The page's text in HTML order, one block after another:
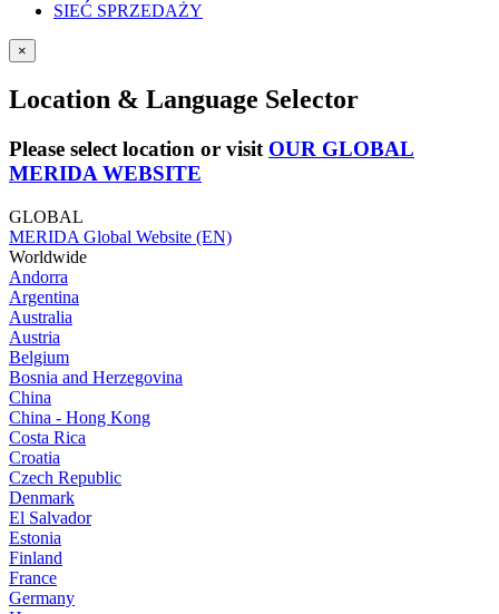
SIEĆ SPRZEDAŻY
×
Location & Language Selector
Please select location or visit OUR GLOBAL
MERIDA WEBSITE
GLOBAL
MERIDA Global Website (EN)
Worldwide
Andorra
Argentina
Australia
Austria
Belgium
Bosnia and Herzegovina
China
China - Hong Kong
Costa Rica
Croatia
Czech Republic
Denmark
El Salvador
Estonia
Finland
France
Germany